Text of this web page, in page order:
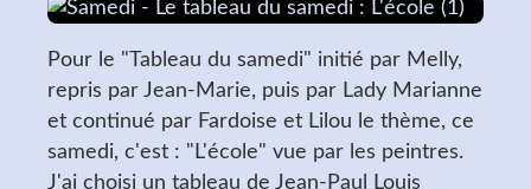
Pour le "Tableau du samedi" initié par Melly,
repris par Jean-Marie, puis par Lady Marianne
et continué par Fardoise et Lilou le thème, ce
samedi, c'est : "L'école" vue par les peintres.
J'ai choisi un tableau de Jean-Paul Louis